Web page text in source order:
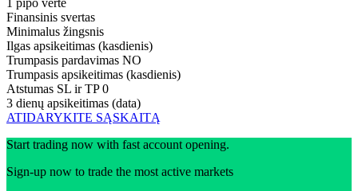
1 pipo vertė
Finansinis svertas
Minimalus žingsnis
Ilgas apsikeitimas (kasdienis)
Trumpasis pardavimas NO
Trumpasis apsikeitimas (kasdienis)
Atstumas SL ir TP 0
3 dienų apsikeitimas (data)
ATIDARYKITE SĄSKAITĄ
Start trading now with fast account opening.
Sign-up now to trade the most active markets